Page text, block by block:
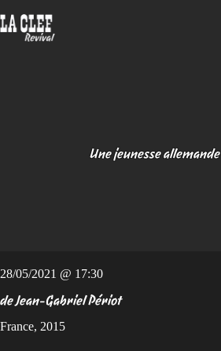
au
contenu
Une jeunesse allemande
28/05/2021 @ 17:30
de Jean-Gabriel Périot
France, 2015